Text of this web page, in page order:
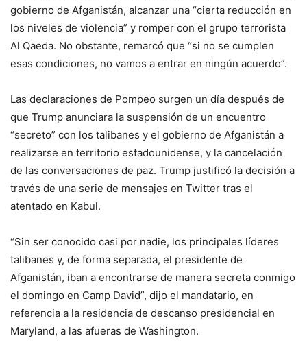
gobierno de Afganistán, alcanzar una “cierta reducción en
los niveles de violencia” y romper con el grupo terrorista
Al Qaeda. No obstante, remarcó que “si no se cumplen
esas condiciones, no vamos a entrar en ningún acuerdo”.
Las declaraciones de Pompeo surgen un día después de
que Trump anunciara la suspensión de un encuentro
“secreto” con los talibanes y el gobierno de Afganistán a
realizarse en territorio estadounidense, y la cancelación
de las conversaciones de paz. Trump justificó la decisión a
través de una serie de mensajes en Twitter tras el
atentado en Kabul.
“Sin ser conocido casi por nadie, los principales líderes
talibanes y, de forma separada, el presidente de
Afganistán, iban a encontrarse de manera secreta conmigo
el domingo en Camp David”, dijo el mandatario, en
referencia a la residencia de descanso presidencial en
Maryland, a las afueras de Washington.